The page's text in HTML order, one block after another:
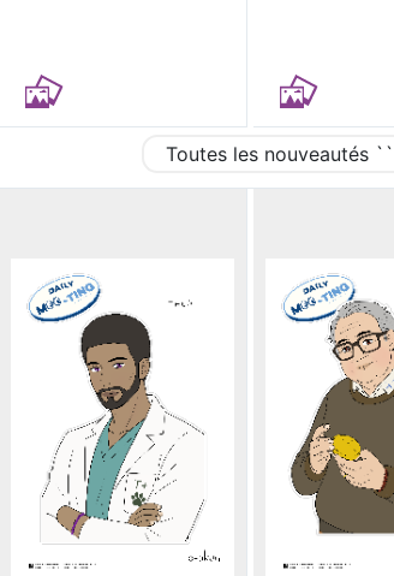
Toutes les nouveautés